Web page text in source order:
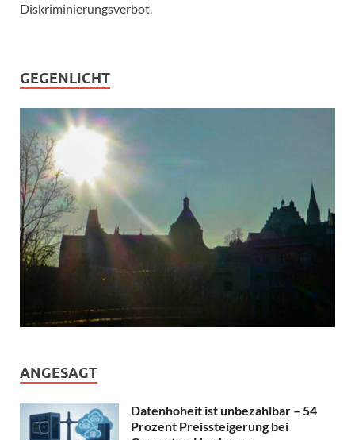
Diskriminierungsverbot.
GEGENLICHT
ANGESAGT
Datenhoheit ist unbezahlbar – 54
Prozent Preissteigerung bei